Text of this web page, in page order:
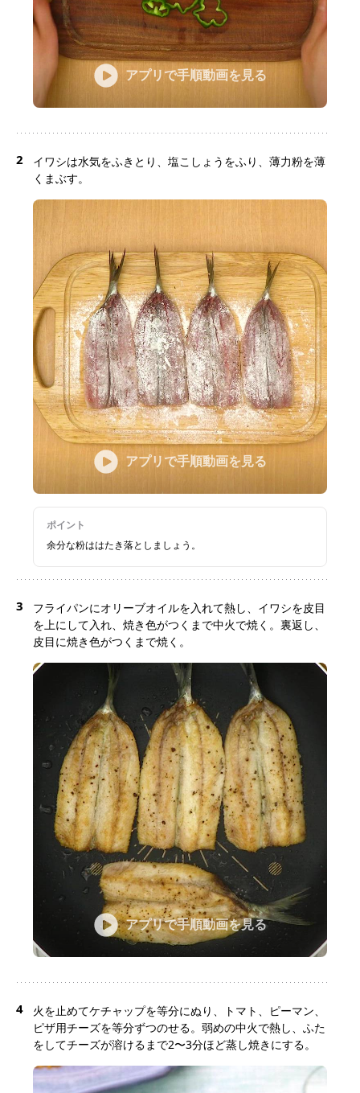
アプリで手順動画を見る
2
イワシは水気をふきとり、塩こしょうをふり、薄力粉を薄
くまぶす。
アプリで手順動画を見る
ポイント
余分な粉ははたき落としましょう。
3
フライパンにオリーブオイルを入れて熱し、イワシを皮目
を上にして入れ、焼き色がつくまで中火で焼く。裏返し、
皮目に焼き色がつくまで焼く。
アプリで手順動画を見る
4
火を止めてケチャップを等分にぬり、トマト、ピーマン、
ピザ用チーズを等分ずつのせる。弱めの中火で熱し、ふた
をしてチーズが溶けるまで2〜3分ほど蒸し焼きにする。